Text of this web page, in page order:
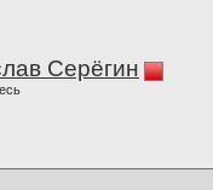
Серёгин